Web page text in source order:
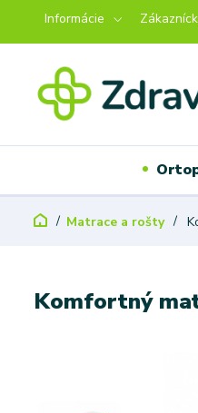
Informácie
Matrace a rošty
Komfortný